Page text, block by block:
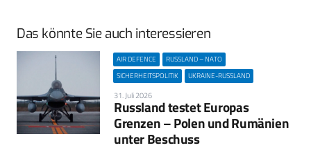
Das könnte Sie auch interessieren
AIR DEFENCE
RUSSLAND – NATO
SICHERHEITSPOLITIK
UKRAINE-RUSSLAND
31. Juli 2026
Russland testet Europas
Grenzen – Polen und Rumänien
unter Beschuss